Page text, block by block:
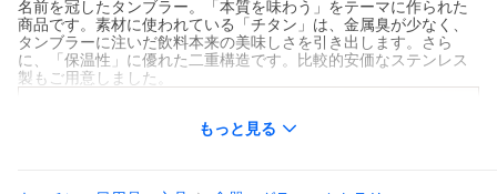
名前を冠したタンブラー。「本質を味わう」をテーマに作られた
商品です。素材に使われている「チタン」は、金属臭が少なく、
タンブラーに注いだ飲料本来の美味しさを引き出します。さら
に、「保温性」に優れた二重構造です。比較的安価なステンレス
製もご用意しました。
もっと見る